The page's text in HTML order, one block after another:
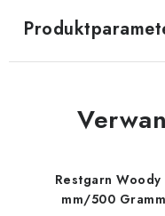
Restgarn Woody
mm/500 Gramm